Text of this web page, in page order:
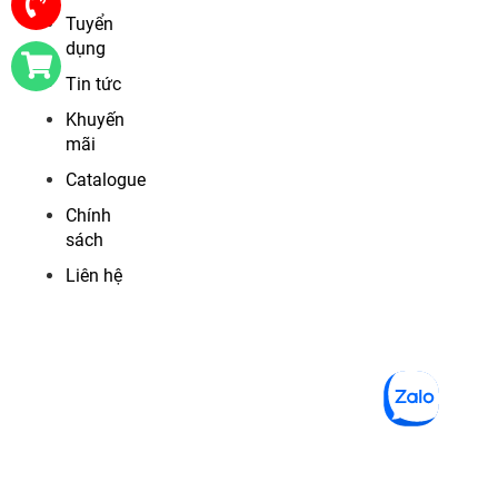
Tuyển
dụng
Tin tức
Khuyến
mãi
Catalogue
Chính
sách
Liên hệ